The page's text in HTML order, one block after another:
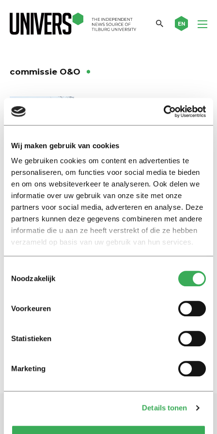
Wij maken gebruik van cookies
We gebruiken cookies om content en advertenties te
personaliseren, om functies voor social media te bieden
en om ons websiteverkeer te analyseren. Ook delen we
informatie over uw gebruik van onze site met onze
partners voor social media, adverteren en analyse. Deze
partners kunnen deze gegevens combineren met andere
informatie die u aan ze heeft verstrekt of die ze hebben
verzameld op basis van uw gebruik van hun services.
Noodzakelijk
Voorkeuren
Statistieken
Marketing
Details tonen
EN
commissie O&O
Universiteit overweegt
zomerstages voor studiepunten
Roostermakers kunnen het
moeilijk bolwerken
28 september 2016
Nieuws
Commissievergadering zonder
toetje
O&O: Scriptorium gaat nog drie